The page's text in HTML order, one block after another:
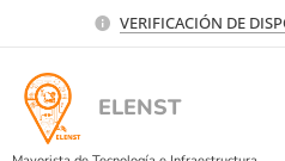
VERIFICACIÓN DE
ELENST